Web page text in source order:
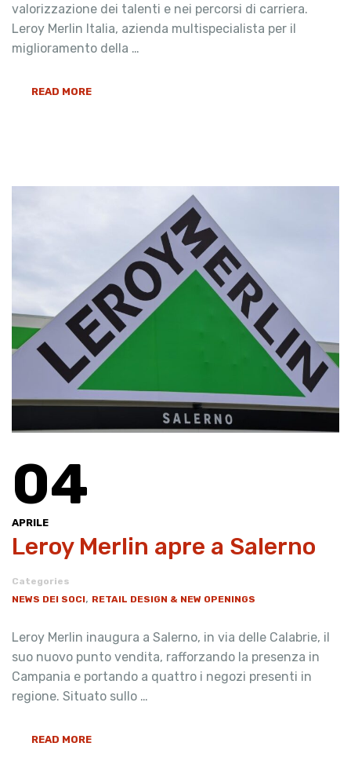
valorizzazione dei talenti e nei percorsi di carriera.
Leroy Merlin Italia, azienda multispecialista per il
miglioramento della …
READ MORE
04
APRILE
Leroy Merlin apre a Salerno
Categories
NEWS DEI SOCI, RETAIL DESIGN & NEW OPENINGS
Leroy Merlin inaugura a Salerno, in via delle Calabrie, il
suo nuovo punto vendita, rafforzando la presenza in
Campania e portando a quattro i negozi presenti in
regione. Situato sullo …
READ MORE